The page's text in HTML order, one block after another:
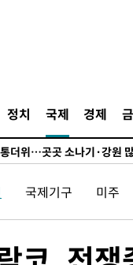
정치 국제 경제
"부동산 공급 기존 사고방
'중앙 단일 루트' 합의…북쪽
호우피해' 안동·의성 관할
검사들, 정원 초과 시 낮은
더위…곳곳 소나기·강원
·이다영 자매, 아제르바이잔
대 7경기 들여다보니…한
선 약보합…0.60% 내린
국제기구 미주